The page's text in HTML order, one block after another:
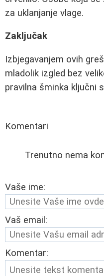
za uklanjanje vlage.
Zaključak
Izbjegavanjem ovih
mladolik izgled bez
pravilna šminka ključni
Komentari
Trenutno nema
Vaše ime:
Vaš email:
Komentar: